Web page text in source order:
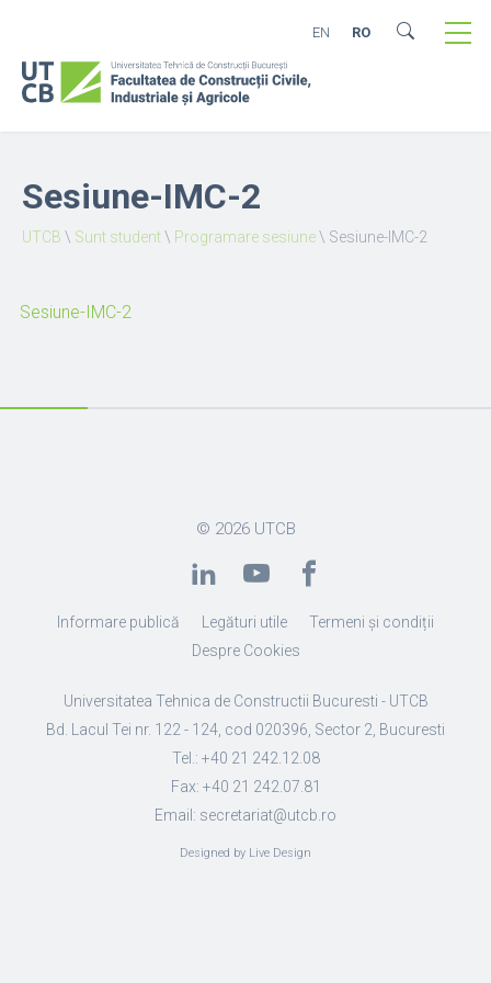
EN RO
Sesiune-IMC-2
UTCB \ Sunt student\ Programare sesiune\ Sesiune-IMC-2
Sesiune-IMC-2
© 2026 UTCB
Informare publică Legături utile
Termeni și condiții
Despre Cookies
Universitatea Tehnica de Constructii Bucuresti - UTCB
Bd. Lacul Tei nr. 122 - 124, cod 020396, Sector 2, Bucuresti
Tel.: +40 21 242.12.08
Fax: +40 21 242.07.81
Email: secretariat@utcb.ro
Designed by Live Design